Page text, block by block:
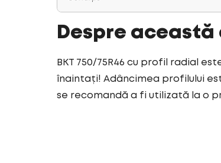
Despre această
BKT 750/75R46 cu profil radial
înaintați! Adâncimea profilului
se recomandă a fi utilizată la o